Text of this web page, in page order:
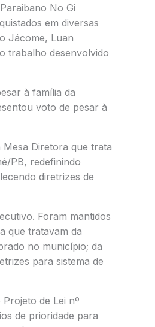
No Gi
em diversas
Jácome, Luan
trabalho desenvolvido
à família da
voto de pesar à
Diretora que trata
PB, redefinindo
diretrizes de
Foram mantidos
que tratavam da
no município; da
para sistema de
de Lei nº
de prioridade para